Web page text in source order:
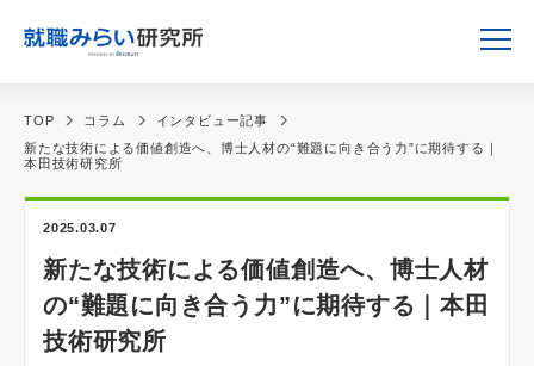
TOP コラム
インタビュー記事
新たな技術による価値創造へ、博士人材の“難題に向き合う力”に期待する｜
本田技術研究所
2025.03.07
新たな技術による価値創造へ、博士人材
の“難題に向き合う力”に期待する｜本田
技術研究所